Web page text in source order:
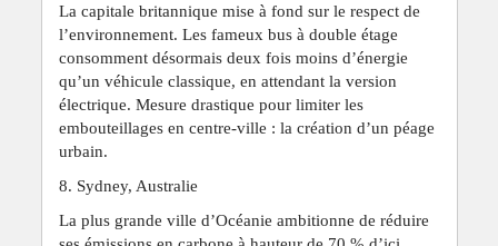
La capitale britannique mise à fond sur le respect de
l’environnement. Les fameux bus à double étage
consomment désormais deux fois moins d’énergie
qu’un véhicule classique, en attendant la version
électrique. Mesure drastique pour limiter les
embouteillages en centre-ville : la création d’un péage
urbain.
8. Sydney, Australie
La plus grande ville d’Océanie ambitionne de réduire